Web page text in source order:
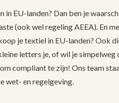
in EU-landen? Dan ben je
(ook wel regeling AEEA). En
je textiel in EU-landen? Ook
letters je, of wil je simpelweg
compliant te zijn! Ons team
wet- en regelgeving.